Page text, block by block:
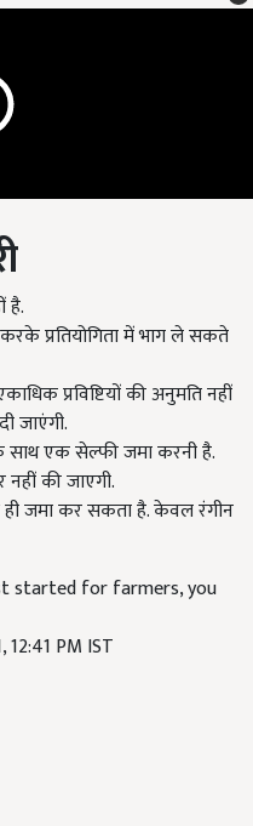
है.
प्रतियोगिता में भाग ले सकते
प्रविष्टियों की अनुमति नहीं
जाएंगी.
साथ एक सेल्फी जमा करनी है.
की जाएगी.
ही जमा कर सकता है. केवल रंगीन
started for farmers, you
12:41 PM IST